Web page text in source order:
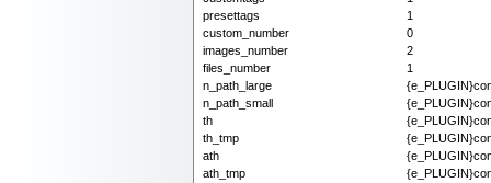
presettags
1
custom_number
0
images_number
2
files_number
1
n_path_large
n_path_small
th
th_tmp
ath
ath_tmp